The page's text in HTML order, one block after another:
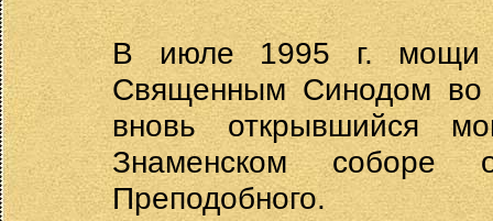
В июле 1995 г. мощи
Священным Синодом во
вновь открывшийся
Знаменском соборе
Преподобного.